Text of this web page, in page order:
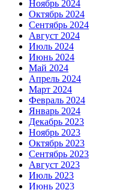
Ноябрь 2024
Октябрь 2024
Сентябрь 2024
Август 2024
Июль 2024
Июнь 2024
Май 2024
Апрель 2024
Март 2024
Февраль 2024
Январь 2024
Декабрь 2023
Ноябрь 2023
Октябрь 2023
Сентябрь 2023
Август 2023
Июль 2023
Июнь 2023